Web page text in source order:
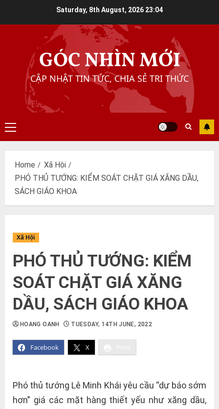
Saturday, 8th August, 2026 23:04
GÓC NHÌN MỚI
CẬP NHẬT TIN TỨC, CHIA SẺ TRI THỨC
Primary
Menu
Home
Xã Hội
PHÓ THỦ TƯỚNG: KIỂM SOÁT CHẶT GIÁ XĂNG DẦU,
SÁCH GIÁO KHOA
Xã Hội
PHÓ THỦ TƯỚNG: KIỂM
SOÁT CHẶT GIÁ XĂNG
DẦU, SÁCH GIÁO KHOA
Facebook X
HOANG OANH TUESDAY, 14TH JUNE, 2022
Phó thủ tướng Lê Minh Khái yêu cầu “dự báo sớm
hơn” giá các mặt hàng thiết yếu như xăng dầu,